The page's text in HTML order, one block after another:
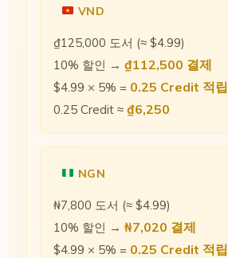
VND
₫125,000 도서 (≈ $4.99)
10% 할인 →₫112,500 결제
$4.99 × 5% = 0.25 Credit 적립
0.25 Credit ≈₫6,250
NGN
₦7,800 도서 (≈ $4.99)
10% 할인 →₦7,020 결제
$4.99 × 5% = 0.25 Credit 적립